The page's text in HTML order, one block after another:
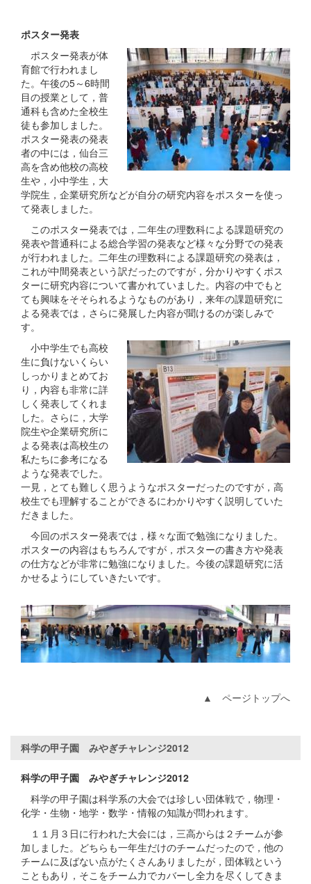
ポスター発表
ポスター発表が体
育館で行われまし
た。午後の5～6時間
目の授業として，普
通科も含めた全校生
徒も参加しました。
ポスター発表の発表
者の中には，仙台三
高を含め他校の高校
生や，小中学生，大
学院生，企業研究所などが自分の研究内容をポスターを使っ
て発表しました。
このポスター発表では，二年生の理数科による課題研究の
発表や普通科による総合学習の発表など様々な分野での発表
が行われました。二年生の理数科による課題研究の発表は，
これが中間発表という訳だったのですが，分かりやすくポス
ターに研究内容について書かれていました。内容の中でもと
ても興味をそそられるようなものがあり，来年の課題研究に
よる発表では，さらに発展した内容が聞けるのが楽しみで
す。
小中学生でも高校
生に負けないくらい
しっかりまとめてお
り，内容も非常に詳
しく発表してくれま
した。さらに，大学
院生や企業研究所に
よる発表は高校生の
私たちに参考になる
ような発表でした。
一見，とても難しく思うようなポスターだったのですが，高
校生でも理解することができるにわかりやすく説明していた
だきました。
今回のポスター発表では，様々な面で勉強になりました。
ポスターの内容はもちろんですが，ポスターの書き方や発表
の仕方などが非常に勉強になりました。今後の課題研究に活
かせるようにしていきたいです。
▲ ページトップへ
科学の甲子園 みやぎチャレンジ2012
科学の甲子園 みやぎチャレンジ2012
科学の甲子園は科学系の大会では珍しい団体戦で，物理・
化学・生物・地学・数学・情報の知識が問われます。
１１月３日に行われた大会には，三高からは２チームが参
加しました。どちらも一年生だけのチームだったので，他の
チームに及ばない点がたくさんありましたが，団体戦という
こともあり，そこをチーム力でカバーし全力を尽くしてきま